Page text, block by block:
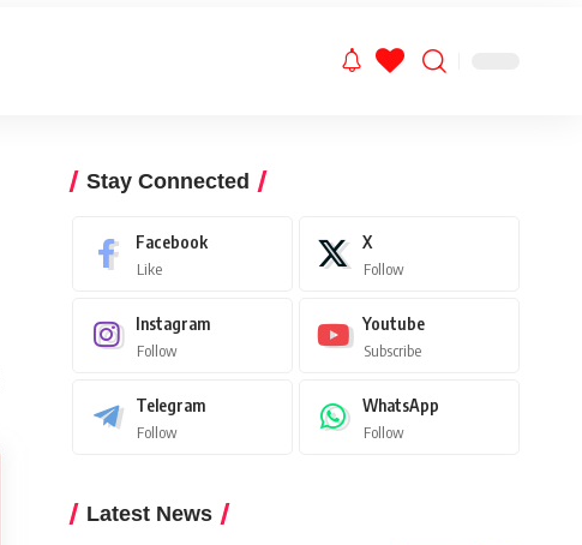
Stay Connected
Facebook
Like
X
Follow
Instagram
Follow
Youtube
Subscribe
Telegram
Follow
WhatsApp
Follow
Latest News